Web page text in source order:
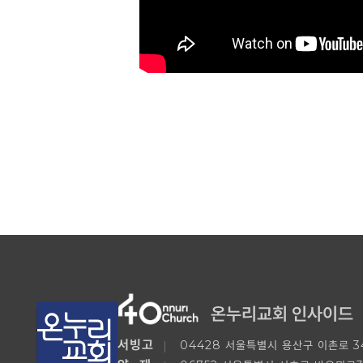
온누리교회 인사이드
서빙고 04428 서울특별시 용산구 이촌로